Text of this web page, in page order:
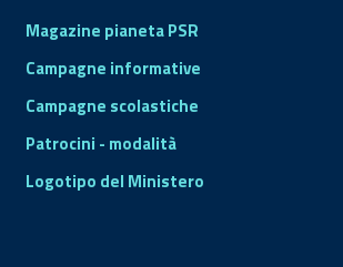
Magazine pianeta PSR
Campagne informative
Campagne scolastiche
Patrocini - modalità
Logotipo del Ministero